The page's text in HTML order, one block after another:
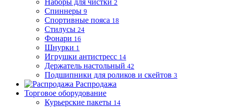
Наборы для чистки 2
Спиннеры 9
Спортивные пояса 18
Стилусы 24
Фонари 16
Шнурки 1
Игрушки антистресс 14
Держатель настольный 42
Подшипники для роликов и скейтов 3
Распродажа
Торговое оборудование
Курьерские пакеты 14